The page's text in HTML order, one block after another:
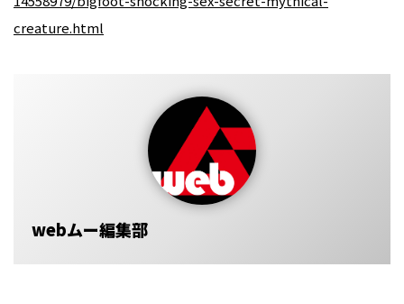
creature.html
webムー編集部